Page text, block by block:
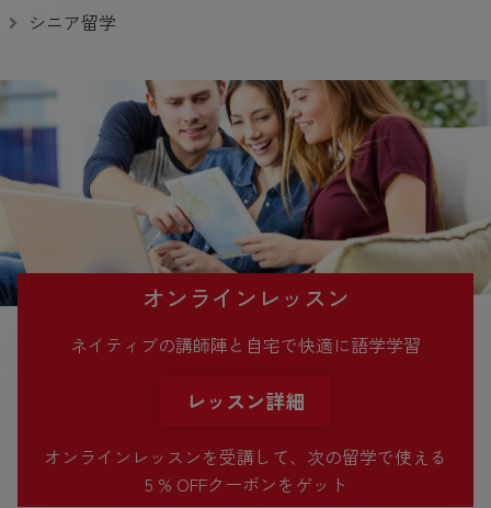
シニア留学
オンラインレッスン
ネイティブの講師陣と自宅で快適に語学学習
レッスン詳細
オンラインレッスンを受講して、次の留学で使える
5 % OFFクーポンをゲット